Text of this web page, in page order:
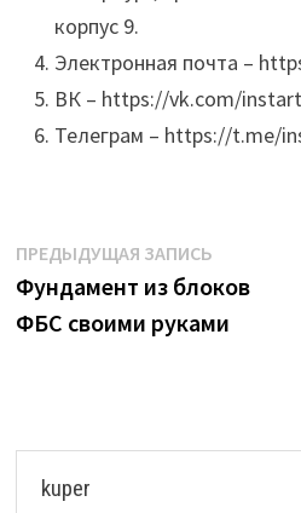
корпус 9.
Электронная почта –
ВК – https://vk.com/
Телеграм – https://t.me/
Навигация
по
ПРЕДЫДУЩАЯ ЗАПИСЬ
запись:
Фундамент из блоков
ФБС своими руками
kuper